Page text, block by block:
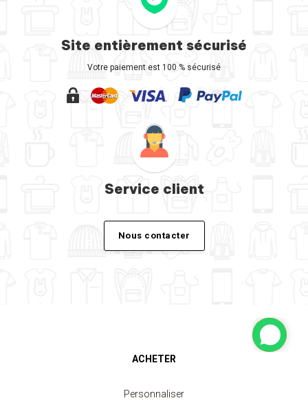
Site entièrement sécurisé
Votre paiement est 100 % sécurisé
Service client
Nous contacter
ACHETER
Personnaliser